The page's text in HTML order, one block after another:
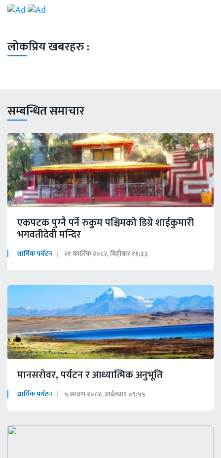
लोकप्रिय खबरहरु :
सम्बन्धित समाचार
एकपटक पुग्‍नै पर्ने रुकुम पश्चिमको डिग्रे शाईकुमारी
भगवतीदेवी मन्दिर
धार्मिक पर्यटन २१ कार्तिक २०८२, बिहीबार ११:३३
मानसरोवर, पर्यटन र आध्यात्मिक अनुभूति
धार्मिक पर्यटन ५ श्रावण २०८२, आईतवार ०९:५५